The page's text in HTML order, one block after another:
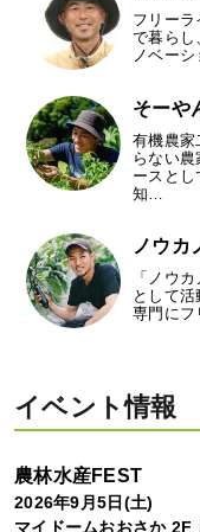
フリー
で暮らし
ノベー
そーや
有機農家
らない
ースと
知…
ノウ
「ノウ
として
専門に
イベント情報
農林水産FEST
2026年9月5日(土)
マイドームおおさか 2F